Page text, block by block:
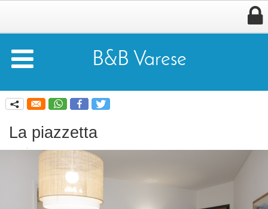

 B&B Varese
q
La piazzetta